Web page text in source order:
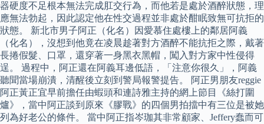
器硬度不足根本無法完成肛交行為，而他若是處於酒醉狀態，理
應無法勃起，因此認定他在性交過程並非處於酣眠致無可抗拒的
狀態。 新北市男子阿正（化名）因愛慕住處樓上的鄰居阿義
（化名），沒想到他竟在凌晨趁著對方酒醉不能抗拒之際，戴著
長捲假髮、口罩，還穿著一身黑衣黑帽，闖入對方家中性侵得
逞。 過程中，阿正還在阿義耳邊低語，「注意你很久」，阿義
聽聞當場崩潰，清醒後立刻到警局報警提告。 阿正男朋友reggie
阿正黃正宜早前擔任由蝦頭和連詩雅主持的網上節目《絲打圍
爐》，當中阿正談到原來《膠戰》的四個男拍擋中有三位是被她
列為好老公的條件。 當中阿正指岑珈其非常顧家、Jeffery蠢而可